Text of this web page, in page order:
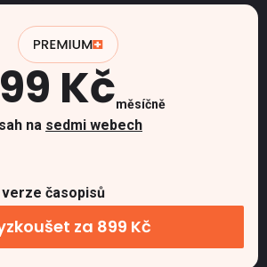
Kčměsíčně
na sedmi webech
časopisů
za 899 Kč